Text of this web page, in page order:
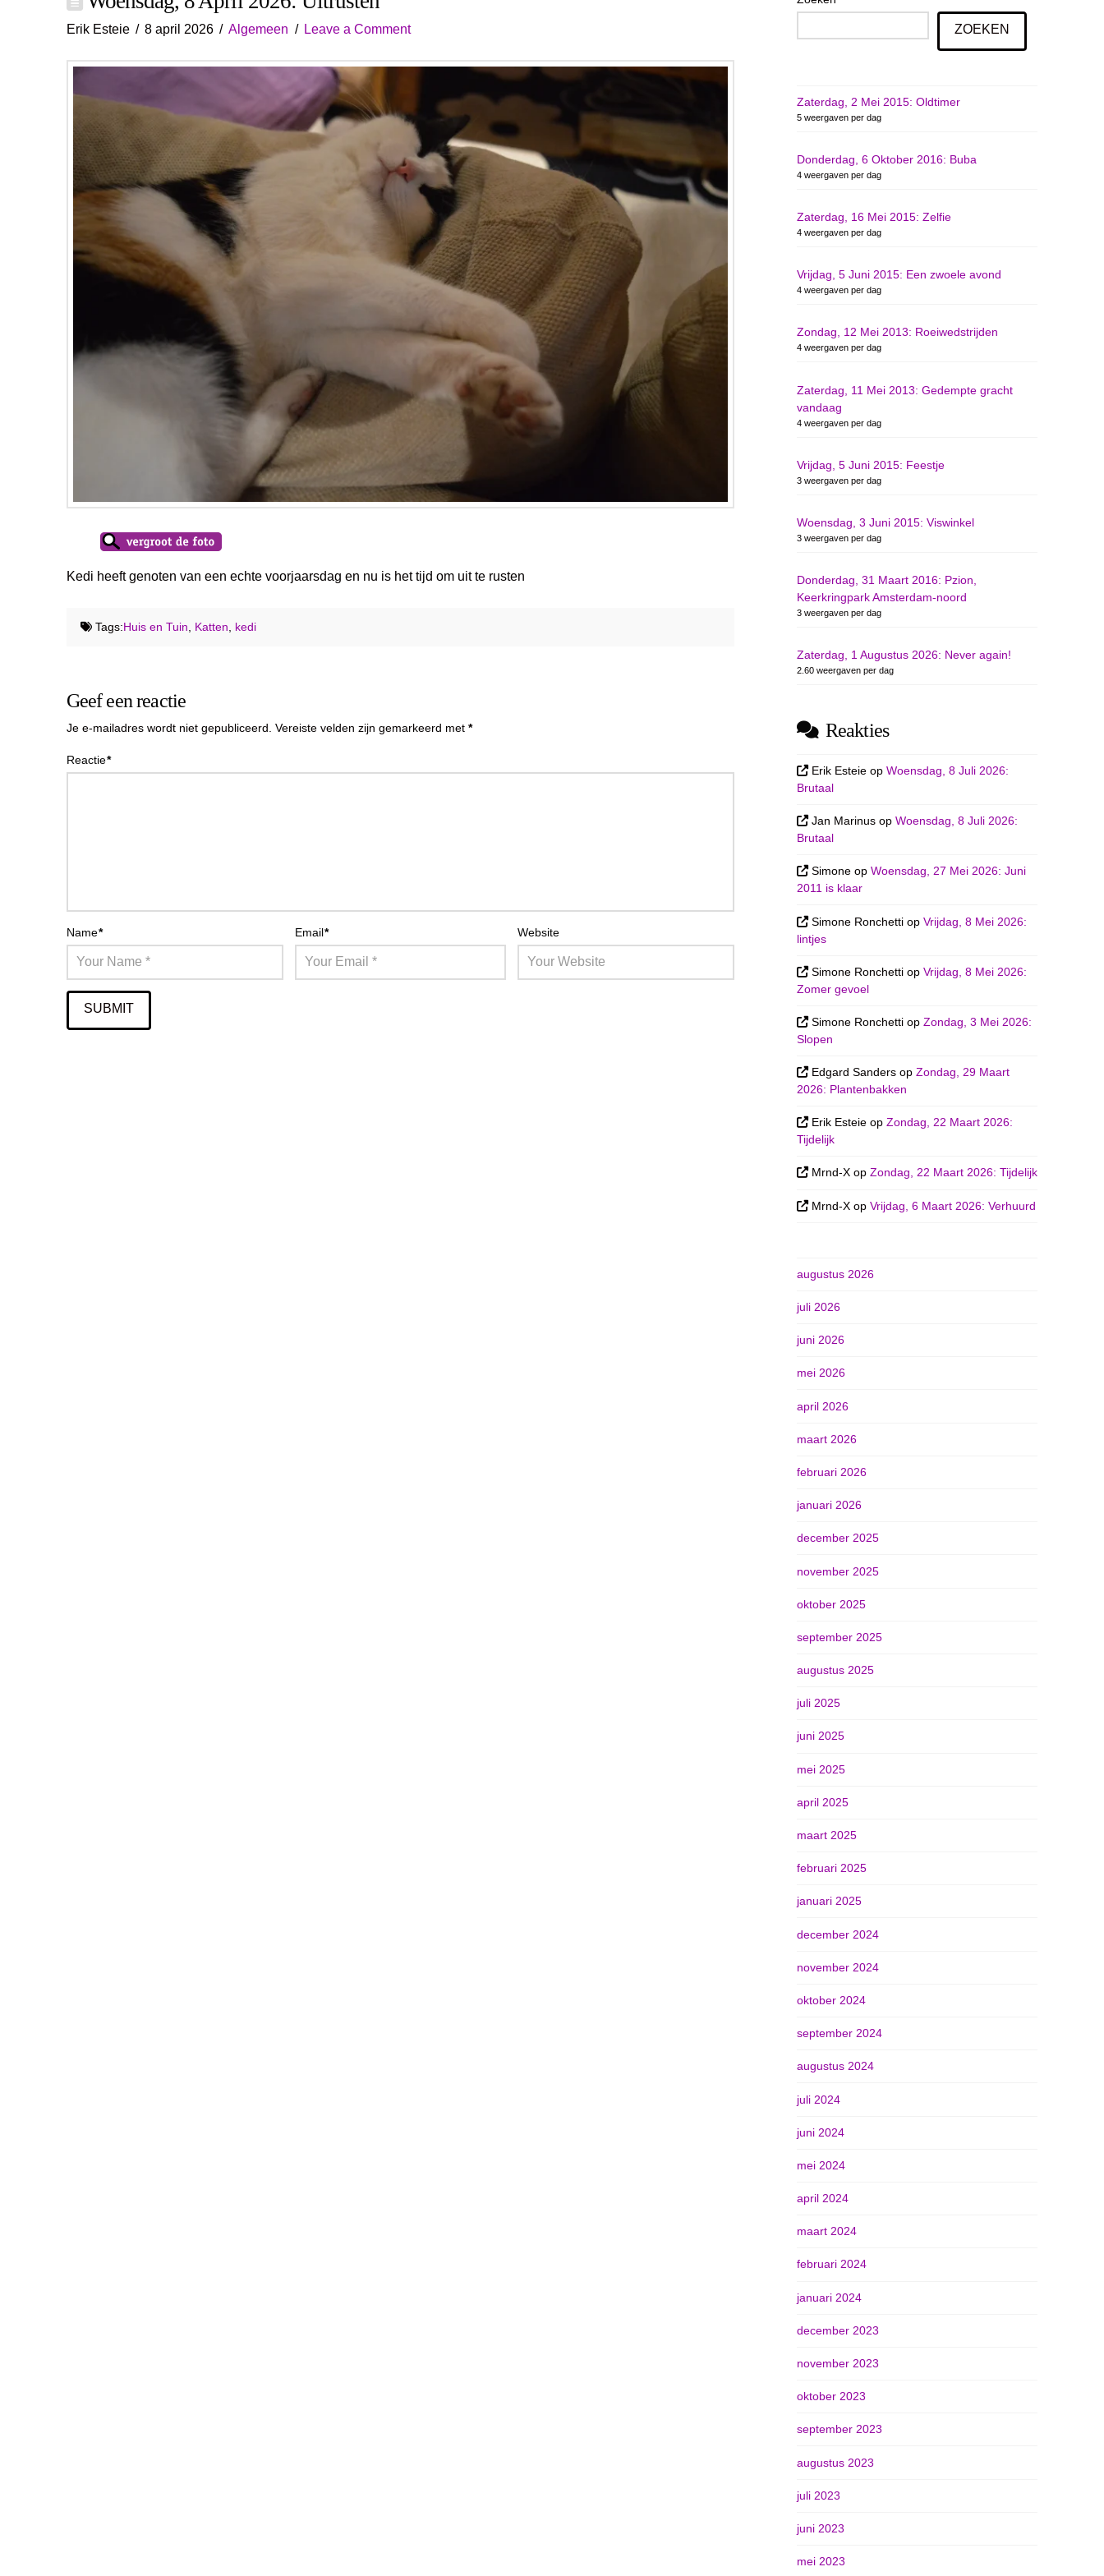
Erik Esteie 8 april 2026 Algemeen Leave a Comment
Kedi heeft genoten van een echte voorjaarsdag en nu is het tijd om uit te rusten
Tags:Huis en Tuin, Katten, kedi
Geef een reactie
Je e-mailadres wordt niet gepubliceerd. Vereiste velden zijn gemarkeerd met *
Reactie*
Name* Email* Website
ZOEKEN
Zaterdag, 2 Mei 2015: Oldtimer
5 weergaven per dag
Donderdag, 6 Oktober 2016: Buba
4 weergaven per dag
Zaterdag, 16 Mei 2015: Zelfie
4 weergaven per dag
Vrijdag, 5 Juni 2015: Een zwoele avond
4 weergaven per dag
Zondag, 12 Mei 2013: Roeiwedstrijden
4 weergaven per dag
Zaterdag, 11 Mei 2013: Gedempte gracht
vandaag
4 weergaven per dag
Vrijdag, 5 Juni 2015: Feestje
3 weergaven per dag
Woensdag, 3 Juni 2015: Viswinkel
3 weergaven per dag
Donderdag, 31 Maart 2016: Pzion,
Keerkringpark Amsterdam-noord
3 weergaven per dag
Zaterdag, 1 Augustus 2026: Never again!
2.60 weergaven per dag
Reakties
Erik Esteie opWoensdag, 8 Juli 2026:
Brutaal
Jan Marinus opWoensdag, 8 Juli 2026:
Brutaal
Simone opWoensdag, 27 Mei 2026: Juni
2011 is klaar
Simone Ronchetti opVrijdag, 8 Mei 2026:
lintjes
Simone Ronchetti opVrijdag, 8 Mei 2026:
Zomer gevoel
Simone Ronchetti opZondag, 3 Mei 2026:
Slopen
Edgard Sanders opZondag, 29 Maart
2026: Plantenbakken
Erik Esteie opZondag, 22 Maart 2026:
Tijdelijk
Mrnd-X opZondag, 22 Maart 2026: Tijdelijk
Mrnd-X opVrijdag, 6 Maart 2026: Verhuurd
augustus 2026
juli 2026
juni 2026
mei 2026
april 2026
maart 2026
februari 2026
januari 2026
december 2025
november 2025
oktober 2025
september 2025
augustus 2025
juli 2025
juni 2025
mei 2025
april 2025
maart 2025
februari 2025
januari 2025
december 2024
november 2024
oktober 2024
september 2024
augustus 2024
juli 2024
juni 2024
mei 2024
april 2024
maart 2024
februari 2024
januari 2024
december 2023
november 2023
oktober 2023
september 2023
augustus 2023
juli 2023
juni 2023
mei 2023